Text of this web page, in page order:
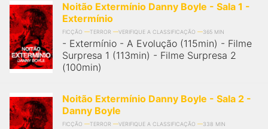
Noitão Extermínio Danny Boyle - Sala 1 -
Extermínio
FICÇÃO TERROR VERIFIQUE A CLASSIFICAÇÃO 365 MIN
- Extermínio - A Evolução (115min) - Filme
Surpresa 1 (113min) - Filme Surpresa 2
(100min)
Noitão Extermínio Danny Boyle - Sala 2 -
Danny Boyle
FICÇÃO TERROR VERIFIQUE A CLASSIFICAÇÃO 338 MIN